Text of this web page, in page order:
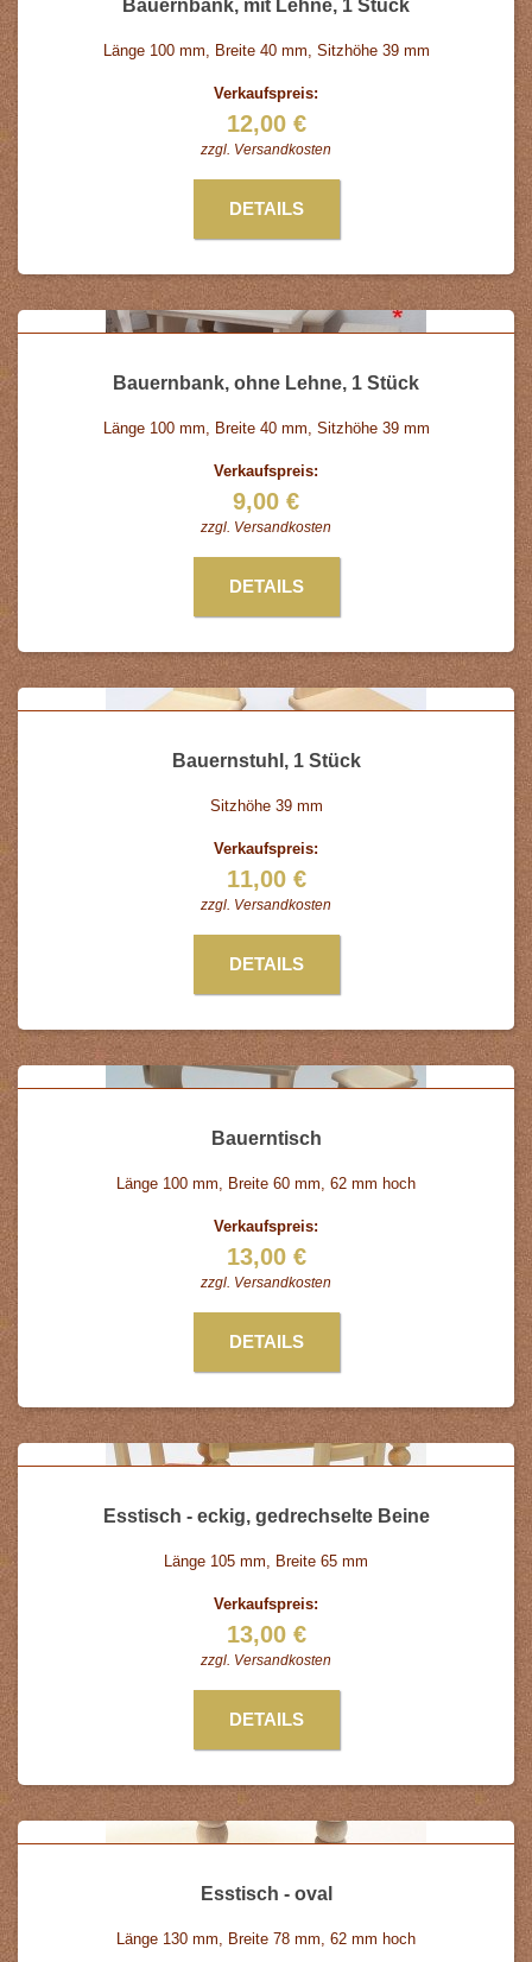
Bauernbank, mit Lehne, 1 Stück
Länge 100 mm, Breite 40 mm, Sitzhöhe 39 mm
Verkaufspreis:
12,00 €
zzgl. Versandkosten
DETAILS
Bauernbank, ohne Lehne, 1 Stück
Länge 100 mm, Breite 40 mm, Sitzhöhe 39 mm
Verkaufspreis:
9,00 €
zzgl. Versandkosten
DETAILS
Bauernstuhl, 1 Stück
Sitzhöhe 39 mm
Verkaufspreis:
11,00 €
zzgl. Versandkosten
DETAILS
Bauerntisch
Länge 100 mm, Breite 60 mm, 62 mm hoch
Verkaufspreis:
13,00 €
zzgl. Versandkosten
DETAILS
Esstisch - eckig, gedrechselte Beine
Länge 105 mm, Breite 65 mm
Verkaufspreis:
13,00 €
zzgl. Versandkosten
DETAILS
Esstisch - oval
Länge 130 mm, Breite 78 mm, 62 mm hoch